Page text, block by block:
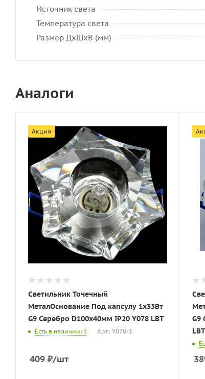
Источник света
Температура света
Размер ДхШхВ (мм)
Аналоги
Акция
Светильник Точечный
МеталОснование Под капсулу 1х35Вт
G9 Серебро D100х40мм IP20 Y078 LBT
Есть в наличии: 3 Арт.: Y078-1
409 ₽/шт
G9 Серебро D100х40мм IP20 Y067S
LBT